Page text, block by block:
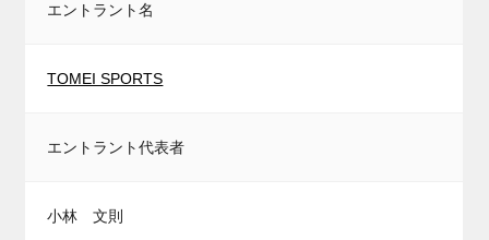
エントラント名
TOMEI SPORTS
エントラント代表者
小林 文則